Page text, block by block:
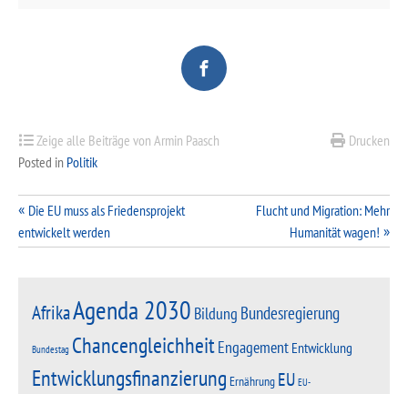
Drucken
Zeige alle Beiträge von Armin Paasch
Posted in Politik
Beitragsnavigation
Die EU muss als Friedensprojekt
entwickelt werden
Flucht und Migration: Mehr
Humanität wagen!
AfrikaAgenda 2030 Bildung Bundesregierung
Bundestag ChancengleichheitEngagement Entwicklung
Entwicklungsfinanzierung Ernährung EU EU-